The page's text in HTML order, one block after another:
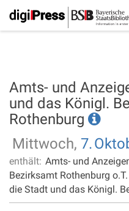
Amts- und
und das Königl.
Rothenburg
Mittwoch, 7.
enthält: Amts- und
Bezirksamt Rothenburg o.T.
die Stadt und das Königl.